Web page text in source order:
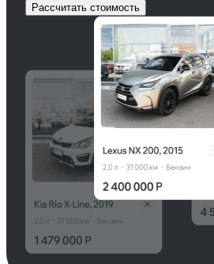
Рассчитать стоимость